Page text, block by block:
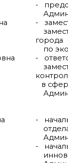
-
-
города
по
-
в
-
-